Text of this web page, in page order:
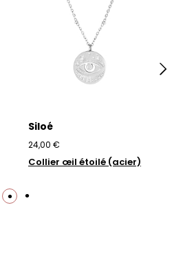
Siloé
24,00 €
Collier œil étoilé (acier)